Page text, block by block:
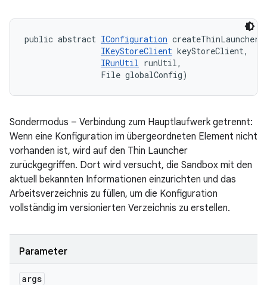
public abstract IConfiguration
IKeyStoreClient keyStoreClient,
IRunUtil runUtil,
                File globalConfig)
Sondermodus – Verbindung zum Hauptlaufwerk getrennt:
Wenn eine Konfiguration im übergeordneten Element nicht
vorhanden ist, wird auf den Thin Launcher
zurückgegriffen. Dort wird versucht, die Sandbox mit den
aktuell bekannten Informationen einzurichten und das
Arbeitsverzeichnis zu füllen, um die Konfiguration
vollständig im versionierten Verzeichnis zu erstellen.
Parameter
args